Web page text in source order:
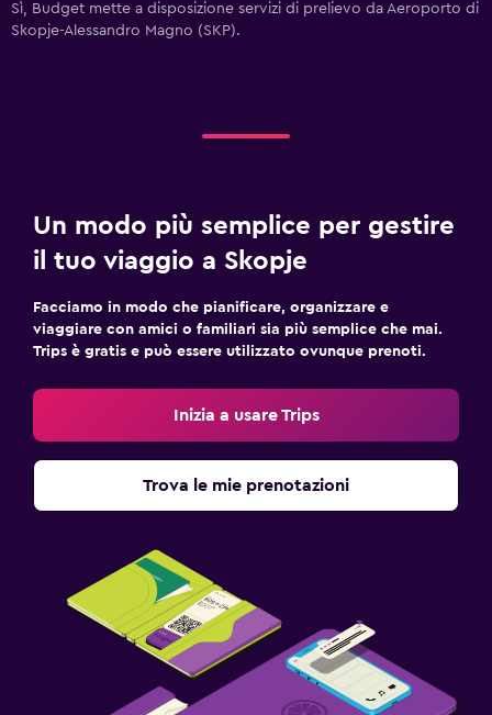
Sì, Budget mette a disposizione servizi di prelievo da Aeroporto di
Skopje-Alessandro Magno (SKP).
Un modo più semplice per gestire
il tuo viaggio a Skopje
Facciamo in modo che pianificare, organizzare e
viaggiare con amici o familiari sia più semplice che mai.
Trips è gratis e può essere utilizzato ovunque prenoti.
Inizia a usare Trips
Trova le mie prenotazioni